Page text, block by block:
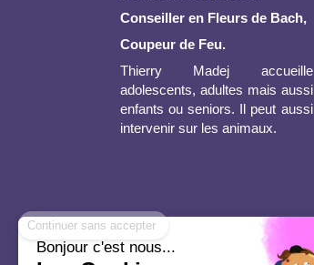
Conseiller en Fleurs de Bach,
Coupeur de Feu.
Thierry Madej accueille
adolescents, adultes mais aussi
enfants ou seniors. Il peut aussi
intervenir sur les animaux.
Bonjour c'est nous...